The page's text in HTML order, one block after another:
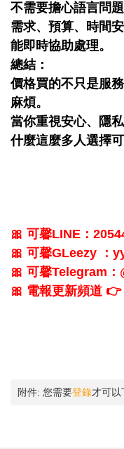
不需要擔心語言問題
需求、預算、時間
能即時協助處理。
總結：
價格買的不只是服
麻煩。
當你重視安心、隱
什麼這麼多人選擇可
🎀 可馨LINE：
🎀 可馨GLeezy ：
🎀 可馨Telegram：
🎀 電報更新頻道 👉
附件: 您需要登錄才可以